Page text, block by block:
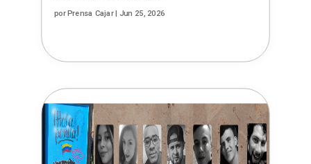
porPrensa Cajar| Jun 25, 2026